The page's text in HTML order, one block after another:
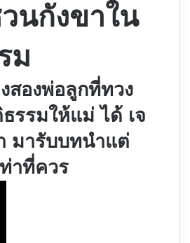
นกังขาใน
ม
สองพ่อลูกที่ทวง
รรมให้แม่ ได้ เจ
มารับบทนำแต่
าที่ควร